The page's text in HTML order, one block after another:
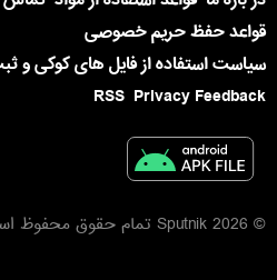
قواعد حفظ حریم خصوصی
سیاست استفاده از فایل های کوکی و
Privacy Feedback
RSS
© 2026 Sputnik تمام حقوق محفوظ است +18